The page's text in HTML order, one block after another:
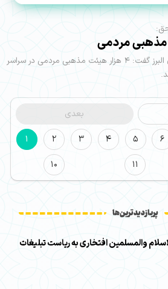
مدیرکل تبلیغات اسلامی استان البرز گفت: ۴ هزار هیئت مذهبی مردمی در سراسر
بعدی
1
2 3 4 5 6
10
11
پربازدیدترین‌ها
والمسلمین افتخاری به ریاست تبلیغات